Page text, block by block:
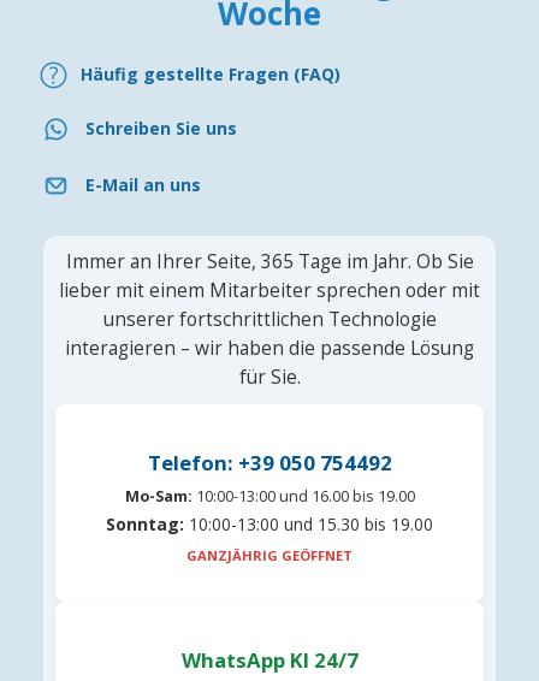
Woche
Häufig gestellte Fragen (FAQ)
Schreiben Sie uns
E-Mail an uns
Immer an Ihrer Seite, 365 Tage im Jahr. Ob Sie
lieber mit einem Mitarbeiter sprechen oder mit
unserer fortschrittlichen Technologie
interagieren – wir haben die passende Lösung
für Sie.
Telefon: +39 050 754492
Mo-Sam: 10:00-13:00 und 16.00 bis 19.00
Sonntag: 10:00-13:00 und 15.30 bis 19.00
GANZJÄHRIG GEÖFFNET
WhatsApp KI 24/7